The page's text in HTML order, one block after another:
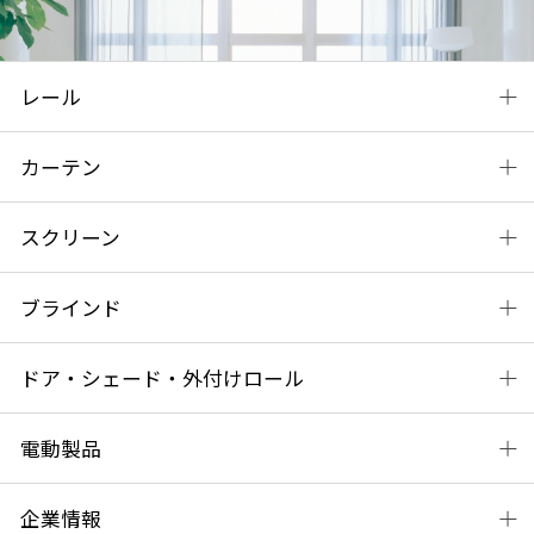
レール
カーテン
スクリーン
ブラインド
ドア・シェード・外付けロール
電動製品
企業情報